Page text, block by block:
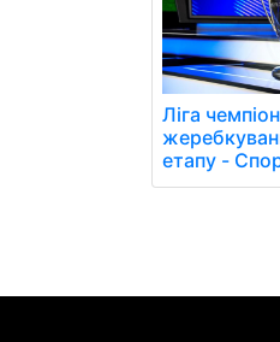
Ліга
етапу -